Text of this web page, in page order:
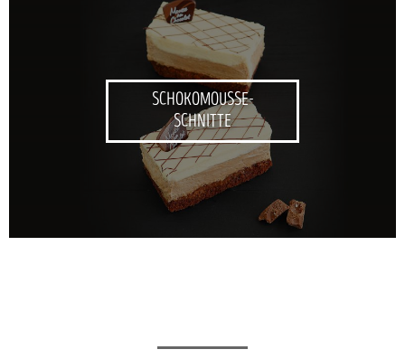
SCHOKOMOUSSE-
SCHNITTE